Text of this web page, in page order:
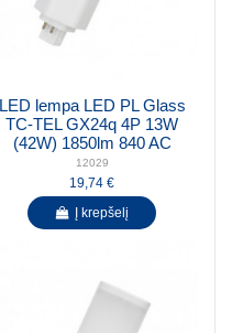
LED lempa LED PL Glass
TC-TEL GX24q 4P 13W
(42W) 1850lm 840 AC
12029
19,74 €
Į krepšelį